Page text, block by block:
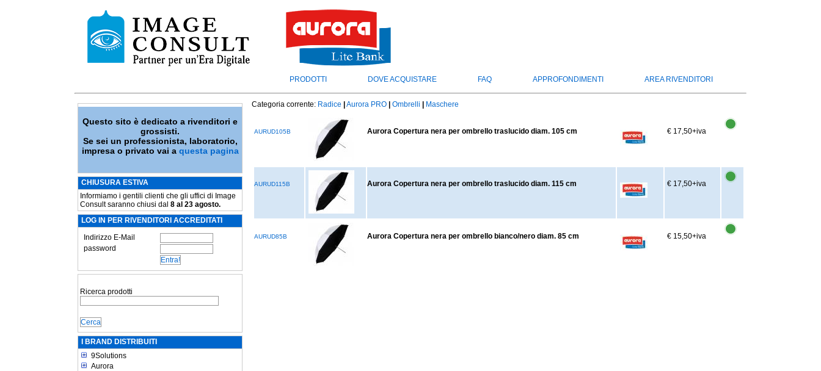
PRODOTTI DOVE ACQUISTARE FAQ APPROFONDIMENTI AREA RIVENDITORI
Questo sito è dedicato a rivenditori e
grossisti.
Se sei un professionista, laboratorio,
impresa o privato vai a questa pagina
CHIUSURA ESTIVA
Informiamo i gentili clienti che gli uffici di Image
Consult saranno chiusi dal 8 al 23 agosto.
LOG IN PER RIVENDITORI ACCREDITATI
Indirizzo E-Mail
password
Ricerca prodotti
I BRAND DISTRIBUITI
9Solutions
Aurora
Categoria corrente: Radice Aurora PRO Ombrelli Maschere
AURUD105B Aurora Copertura nera per ombrello traslucido diam. 105 cm € 17,50+iva
AURUD115B Aurora Copertura nera per ombrello traslucido diam. 115 cm € 17,50+iva
AURUD85B Aurora Copertura nera per ombrello bianco/nero diam. 85 cm € 15,50+iva